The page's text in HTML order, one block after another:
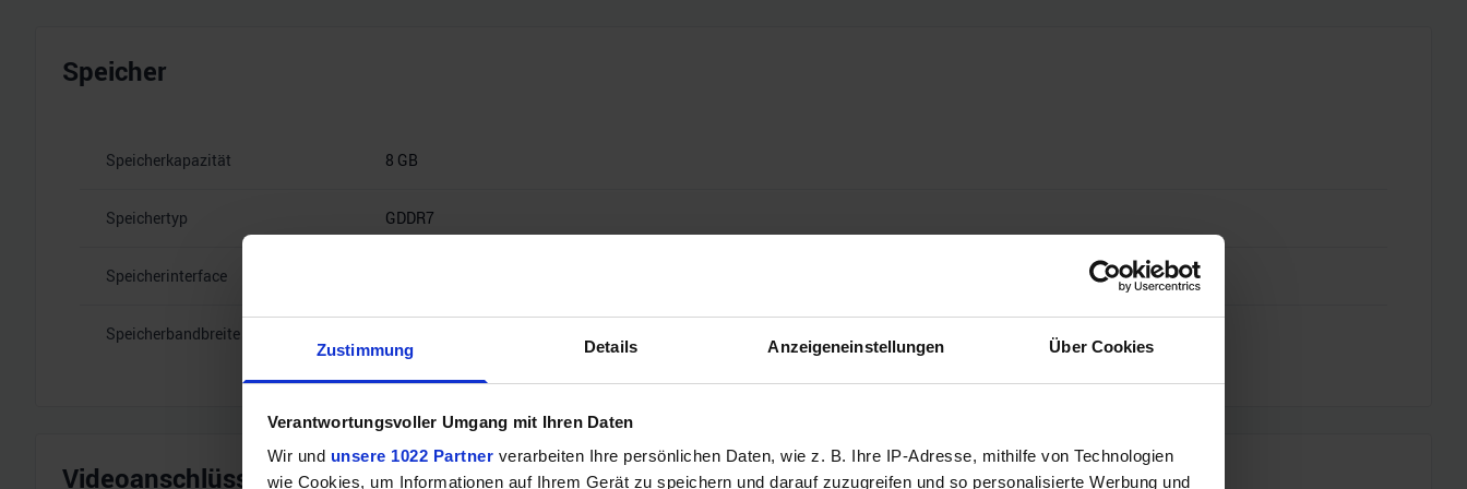
Zustimmung Details Anzeigeneinstellungen Über Cookies
Verantwortungsvoller Umgang mit Ihren Daten
Wir und unsere 1022 Partner verarbeiten Ihre persönlichen Daten, wie z. B. Ihre IP-Adresse, mithilfe von Technologien
wie Cookies, um Informationen auf Ihrem Gerät zu speichern und darauf zuzugreifen und so personalisierte Werbung und
Speicher
Speicherkapazität 8 GB
Speichertyp GDDR7
Speicherinterface
Speicherbandbreite
Videoanschlüsse